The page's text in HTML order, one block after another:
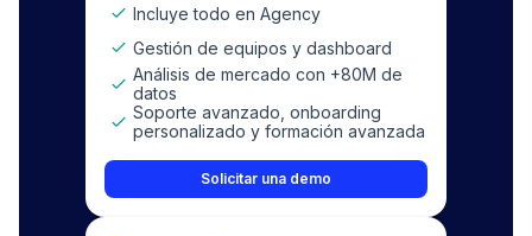
Incluye todo en Agency
Gestión de equipos y dashboard
Análisis de mercado con +80M de
datos
Soporte avanzado, onboarding
personalizado y formación avanzada
Solicitar una demo